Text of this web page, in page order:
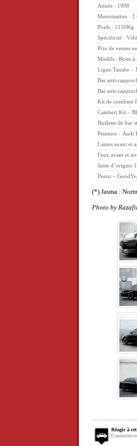
Année : 1998
Motorisation :
Poids : 1150Kg
Spécificité :
Prix de ventes
Modifs : Boite à
Ligne Tanabe –
Bar anti-
Bar anti-
Kit de combiné
Cambert Kit –
Biellette de bar
Peinture – Audi
Lames avant et
Feux avant et
Jante d’origine
Pneus –
(*) Jasma :
Photo by
Réagir à
Connectez-